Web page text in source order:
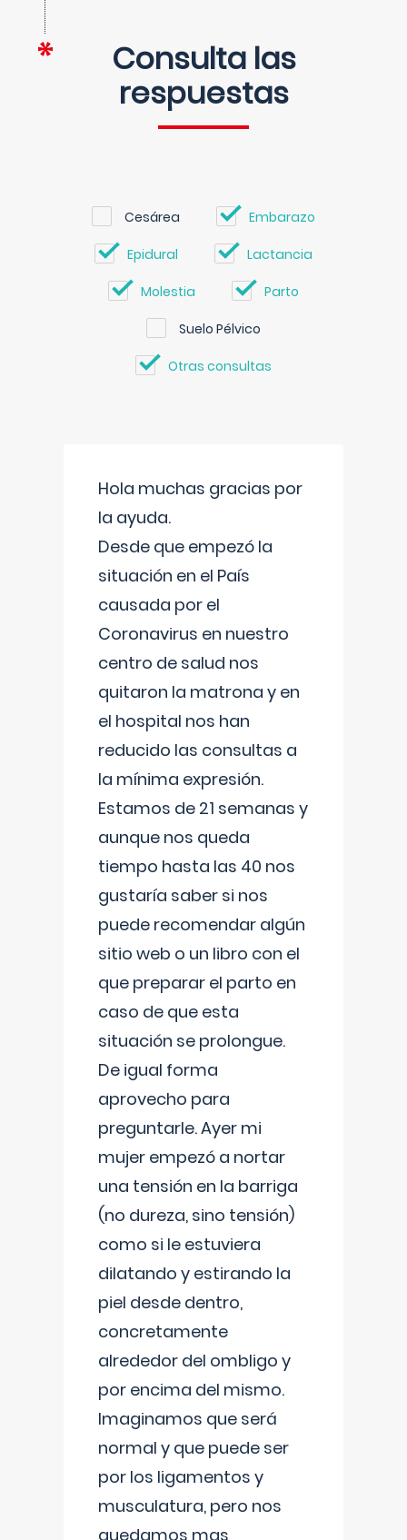
Consulta las
respuestas
Cesárea Embarazo
Epidural Lactancia
Molestia Parto
Suelo Pélvico
Otras consultas
Hola muchas gracias por
la ayuda.
Desde que empezó la
situación en el País
causada por el
Coronavirus en nuestro
centro de salud nos
quitaron la matrona y en
el hospital nos han
reducido las consultas a
la mínima expresión.
Estamos de 21 semanas y
aunque nos queda
tiempo hasta las 40 nos
gustaría saber si nos
puede recomendar algún
sitio web o un libro con el
que preparar el parto en
caso de que esta
situación se prolongue.
De igual forma
aprovecho para
preguntarle. Ayer mi
mujer empezó a nortar
una tensión en la barriga
(no dureza, sino tensión)
como si le estuviera
dilatando y estirando la
piel desde dentro,
concretamente
alrededor del ombligo y
por encima del mismo.
Imaginamos que será
normal y que puede ser
por los ligamentos y
musculatura, pero nos
quedamos mas